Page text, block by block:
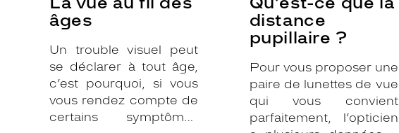
âges
Un trouble visuel peut
se déclarer à tout âge,
c’est pourquoi, si vous
vous rendez compte de
certains symptômes
distance
pupillaire ?
Pour vous proposer une
paire de lunettes de vue
qui vous convient
parfaitement, l’opticien